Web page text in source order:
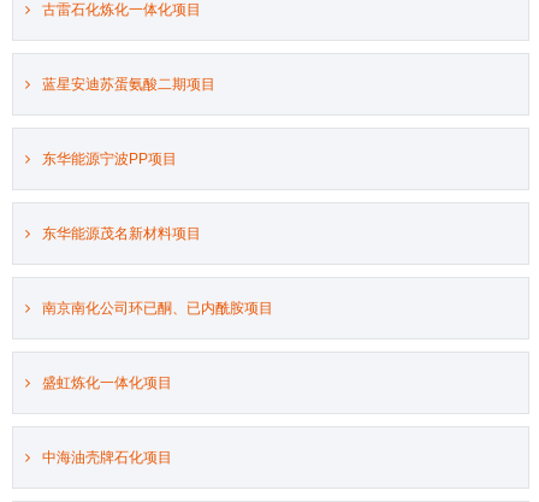
古雷石化炼化一体化项目
蓝星安迪苏蛋氨酸二期项目
东华能源宁波PP项目
东华能源茂名新材料项目
南京南化公司环已酮、已内酰胺项目
盛虹炼化一体化项目
中海油壳牌石化项目